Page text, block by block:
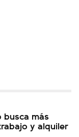
busca más
y alquiler